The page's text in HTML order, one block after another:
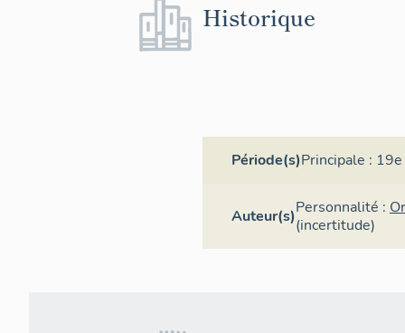
Historique
Période(s)Principale :
Auteur(s)Personnalité :
(incertitude)